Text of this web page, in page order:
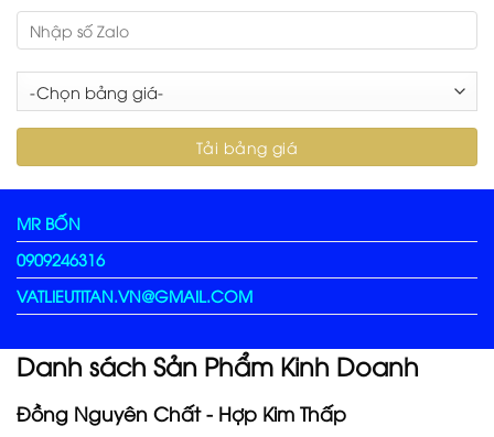
MR BỐN
0909246316
VATLIEUTITAN.VN@GMAIL.COM
Danh sách Sản Phẩm Kinh Doanh
Đồng Nguyên Chất - Hợp Kim Thấp